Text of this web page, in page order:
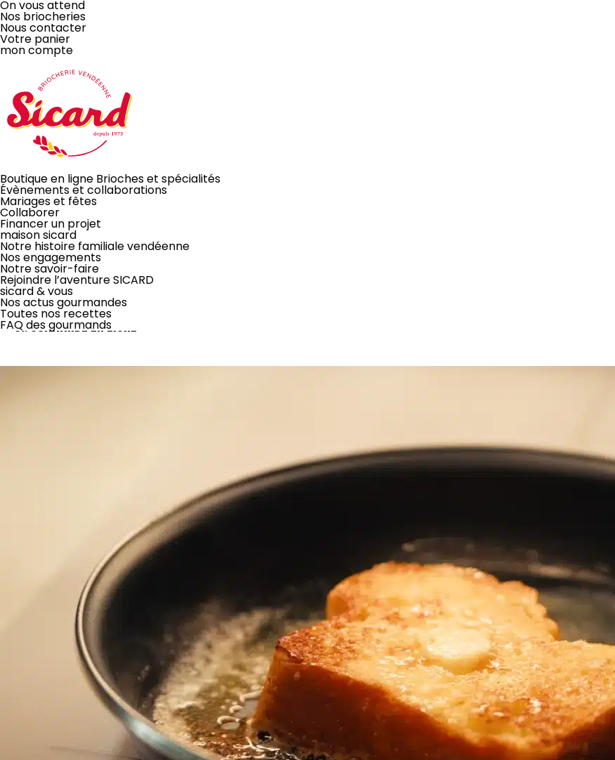
On vous attend
Nos briocheries
Nous contacter
Votre panier
mon compte
Boutique en ligne Brioches et spécialités
Évènementset collaborations
Mariages et fêtes
Collaborer
Financer un projet
maison sicard
Notre histoire familiale vendéenne
Nos engagements
Notre savoir-faire
Rejoindre l’aventure SICARD
sicard & vous
Nos actus gourmandes
Toutes nos recettes
FAQ des gourmands
LA BRIOCHE
À PARTAGER
ou pas!
JE COMMANDE EN LIGNE